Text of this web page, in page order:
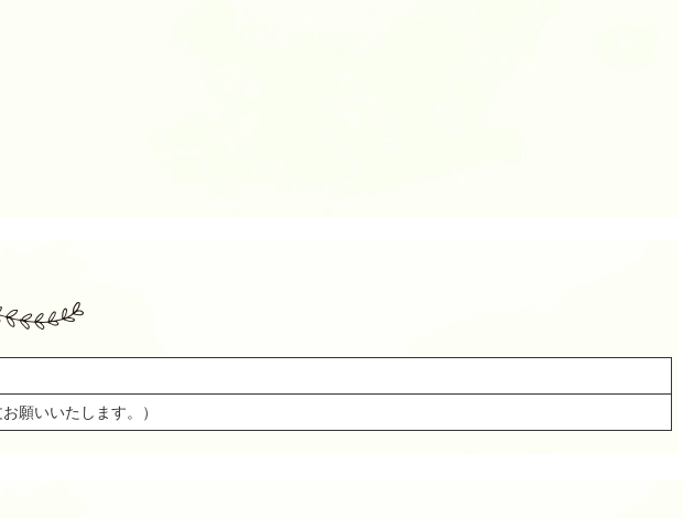
願いいたします。）